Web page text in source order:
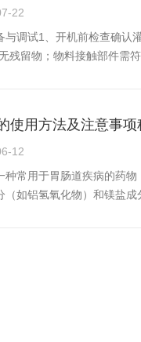
22
与调试‌1、开机前检查‌确认
残留物；物料接触部件需
使用方法及注意事项
12
种常用于胃肠道疾病的药
（如铝氢氧化物）和镁盐